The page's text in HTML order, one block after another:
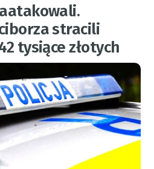
stracili
tysiące złotych